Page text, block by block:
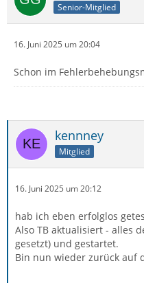
Senior-Mitglied
16. Juni 2025 um 20:04
Schon im
kennney
Mitglied
16. Juni 2025 um 20:12
hab ich eben erfolglos
Also TB aktualisiert - alles
gesetzt) und gestartet.
Bin nun wieder zurück auf